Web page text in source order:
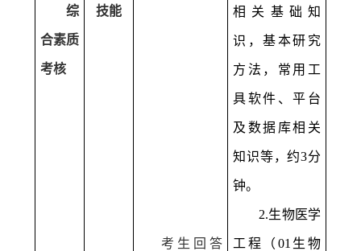
综
合素质
考核
技能
考生回答
相关基础知
识，基本研究
方法，常用工
具软件、平台
及数据库相关
知识等，约3分
钟。
2.生物医学
工程（ 01 生物